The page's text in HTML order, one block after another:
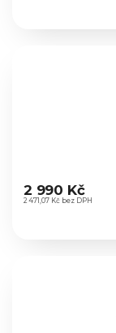
hodnocení
produktu
2 471,07 Kč bez DPH
2 990 Kč